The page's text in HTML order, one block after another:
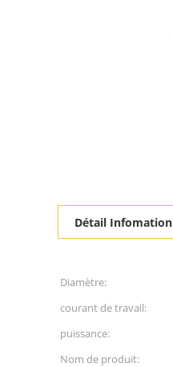
Détail Infomation
Diamètre:
courant de travail:
puissance:
Nom de produit: